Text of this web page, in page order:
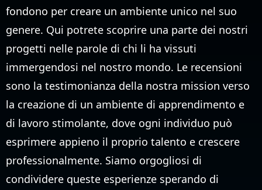
fondono per creare un ambiente unico nel suo
genere. Qui potrete scoprire una parte dei nostri
progetti nelle parole di chi li ha vissuti
immergendosi nel nostro mondo. Le recensioni
sono la testimonianza della nostra mission verso
la creazione di un ambiente di apprendimento e
di lavoro stimolante, dove ogni individuo può
esprimere appieno il proprio talento e crescere
professionalmente. Siamo orgogliosi di
condividere queste esperienze sperando di